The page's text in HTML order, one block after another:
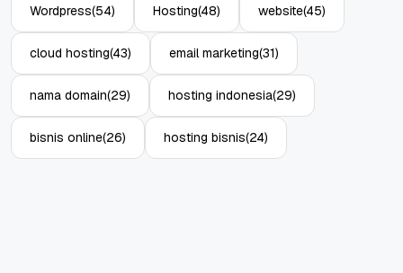
Wordpress(54) Hosting(48) website(45)
cloud hosting(43) email marketing(31)
nama domain(29) hosting indonesia(29)
bisnis online(26) hosting bisnis(24)